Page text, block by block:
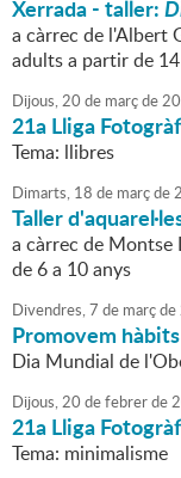
Xerrada - taller:
a càrrec de l'Albert
adults a partir de
Dijous,20 de marçde
21a Lliga
Tema: llibres
Dimarts, 18 de marçde
Taller
a càrrec de
de 6 a 10 anys
Divendres,7 de marçde
Promovem
Dia Mundial de
Dijous,20 defebrerde
21a Lliga
Tema: minimalisme